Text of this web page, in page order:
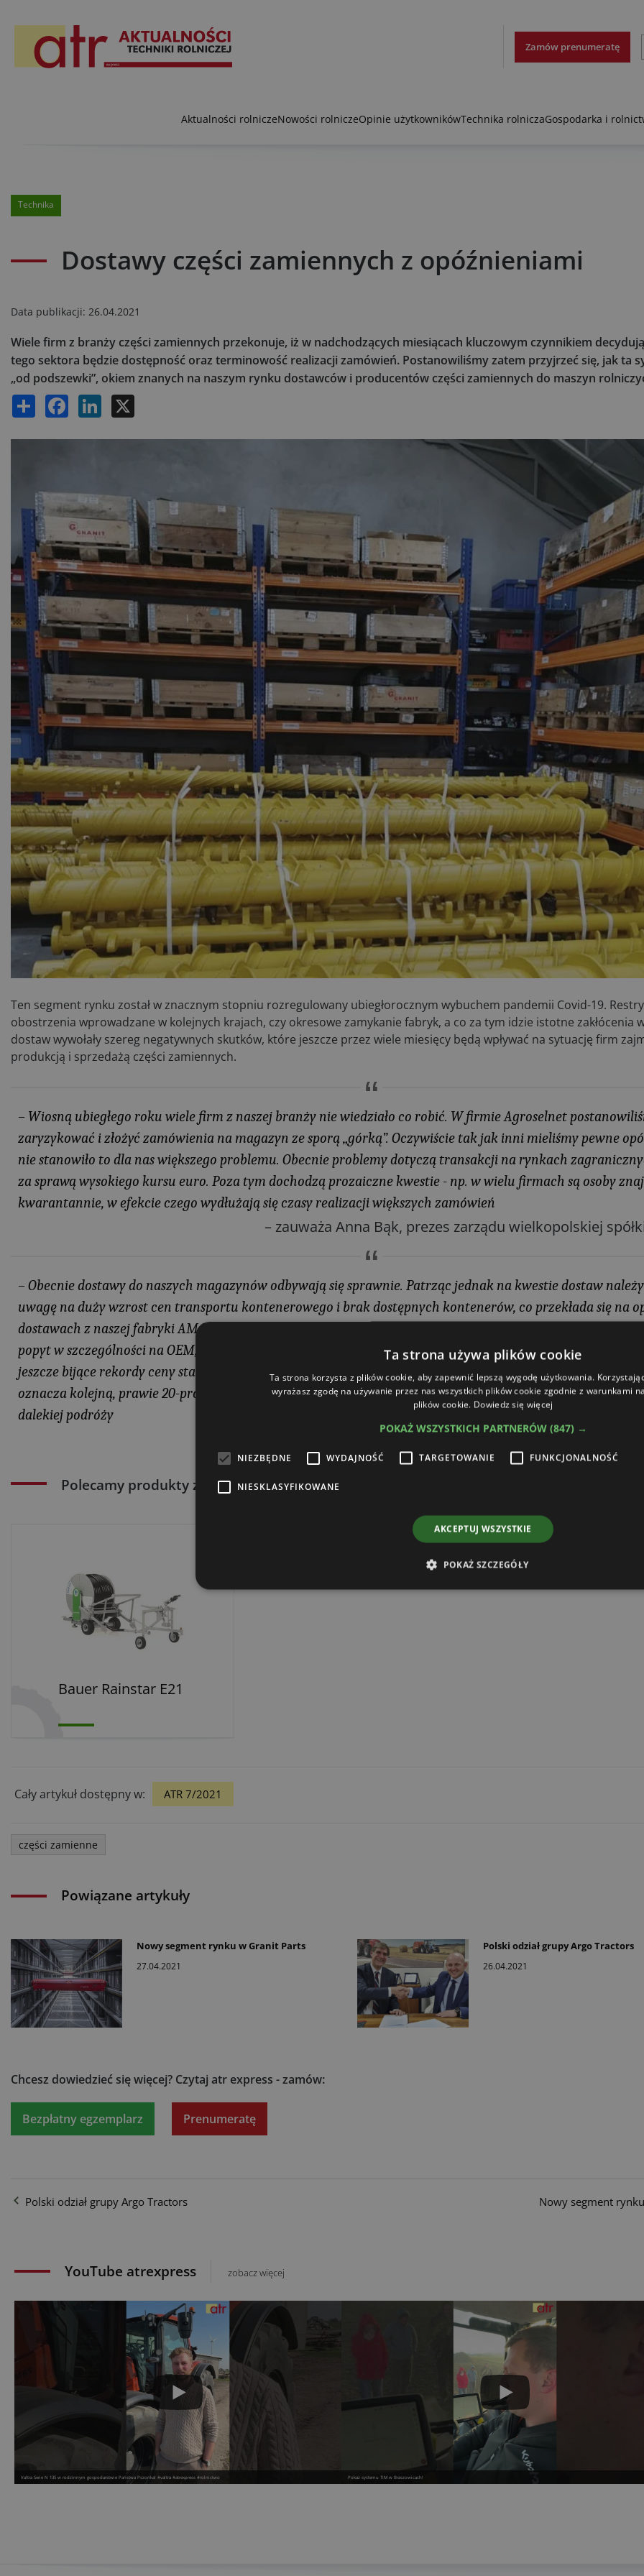
Zamów prenumeratę
Aktualności rolniczeNowości rolniczeOpinie użytkownikówTechnika rolniczaGospodarka i
Technika
Dostawy części zamiennych z opóźnieniami
Data publikacji: 26.04.2021
Wiele firm z branży części zamiennych przekonuje, iż w nadchodzących miesiącach kluczowym czynnikiem
tego sektora będzie dostępność oraz terminowość realizacji zamówień. Postanowiliśmy zatem przyjrzeć się, jak ta
„od podszewki”, okiem znanych na naszym rynku dostawców i producentów części zamiennych do maszyn
Share Facebook LinkedIn
Ten segment rynku został w znacznym stopniu rozregulowany ubiegłorocznym wybuchem pandemii Covid-19.
obostrzenia wprowadzane w kolejnych krajach, czy okresowe zamykanie fabryk, a co za tym idzie istotne zakłócenia
dostaw wywołały szereg negatywnych skutków, które jeszcze przez wiele miesięcy będą wpływać na sytuację firm
produkcją i sprzedażą części zamiennych.
– Wiosną ubiegłego roku wiele firm z naszej branży nie wiedziało co robić. W firmie Agroselnet
zaryzykować i złożyć zamówienia na magazyn ze sporą „górką”. Oczywiście tak jak inni mieliśmy pewne
nie stanowiło to dla nas większego problemu. Obecnie problemy dotyczą transakcji na rynkach
za sprawą wysokiego kursu euro. Poza tym dochodzą prozaiczne kwestie - np. w wielu firmach są osoby
kwarantannie, w efekcie czego wydłużają się czasy realizacji większych zamówień
– zauważa Anna Bąk, prezes zarządu wielkopolskiej
– Obecnie dostawy do naszych magazynów odbywają się sprawnie. Patrząc jednak na kwestie dostaw
uwagę na duży wzrost cen transportu kontenerowego i brak dostępnych kontenerów, co przekłada się na
dostawach z naszej fabryki AMA India gdzie produkujemy elementy TUZ. Na wszystko to nakłada się
popyt w szczególności na OEM, za którym nie nadąża podaż produktów najbardziej rotujących. Do tego
jeszcze bijące rekordy ceny stali - wystarczy wspomnieć, że cena stali borowej właśnie wzrosła z 1,08 do 1,30
oznacza kolejną, prawie 20-proc. podwyżkę. Istotny jest także kurs euro, który w ostatnich dniach na
dalekiej podróży
– dodaje Dariusz Kijoch, dyrektor zarządzający
Polecamy produkty z naszego sklepu:
Bauer Rainstar E21
Cały artykuł dostępny w: ATR 7/2021
części zamienne
Powiązane artykuły
Nowy segment rynku w Granit Parts
27.04.2021
Polski odział grupy Argo Tractors
26.04.2021
Chcesz dowiedzieć się więcej? Czytaj atr express - zamów:
Bezpłatny egzemplarz Prenumeratę
Polski odział grupy Argo Tractors Nowy segment
YouTube atrexpress zobacz więcej
Valtra Serie N 135 w rodzinnym gospodarstwie Państwa Pszonka! #valtra #atrexpress #rolnictwo Pokaz systemu TIM w Braszowicach!
Ta strona używa plików cookie
Ta strona korzysta z plików cookie, aby zapewnić lepszą wygodę użytkowania.
wyrażasz zgodę na używanie przez nas wszystkich plików cookie zgodnie z warunkami
plików cookie. Dowiedz się więcej
POKAŻ WSZYSTKICH PARTNERÓW (847) →
NIEZBĘDNE WYDAJNOŚĆ TARGETOWANIE FUNKCJONALNOŚĆ
NIESKLASYFIKOWANE
AKCEPTUJ WSZYSTKIE
POKAŻ SZCZEGÓŁY